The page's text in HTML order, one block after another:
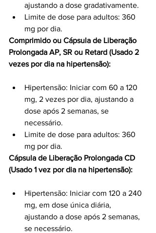
ajustando a dose gradativamente.
Limite de dose para adultos: 360
mg por dia.
Comprimido ou Cápsula de Liberação
Prolongada AP, SR ou Retard (Usado 2
vezes por dia na hipertensão):
Hipertensão: Iniciar com 60 a 120
mg, 2 vezes por dia, ajustando a
dose após 2 semanas, se
necessário.
Limite de dose para adultos: 360
mg por dia.
Cápsula de Liberação Prolongada CD
(Usado 1 vez por dia na hipertensão):
Hipertensão: Iniciar com 120 a 240
mg, em dose única diária,
ajustando a dose após 2 semanas,
se necessário.